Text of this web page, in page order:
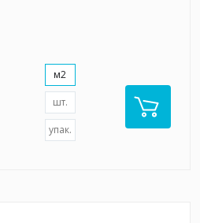
м2
шт.
упак.